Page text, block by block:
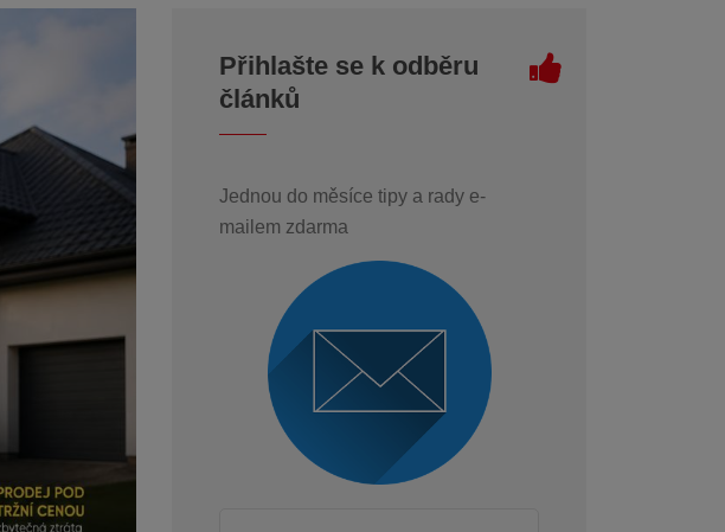
Přihlašte se k odběru
článků
Jednou do měsíce tipy a rady e-
mailem zdarma